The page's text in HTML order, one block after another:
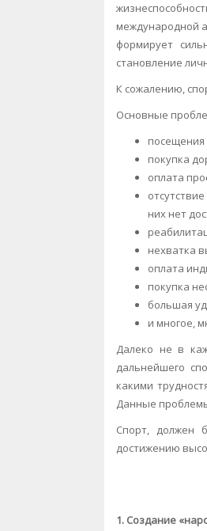
международной
формирует
становление
К сожалению,
Основные
посещения
покупка
оплата
них нет
нехватка
оплата
покупка
большая
и многое,
Далеко не в
дальнейшего
какими
Данные
Спорт, должен
достижению
1. Создание